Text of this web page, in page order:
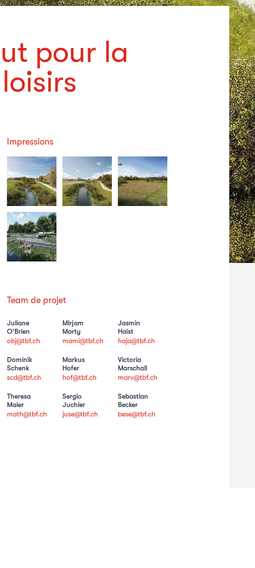
pour la
Impressions
Team de projet
Juliane
O'Brien
obj@tbf.ch
Mirjam
Marty
mami@tbf.ch
Jasmin
Haist
haja@tbf.ch
Dominik
Schenk
scd@tbf.ch
Markus
Hofer
hof@tbf.ch
Victoria
Marschall
marv@tbf.ch
Theresa
Maier
math@tbf.ch
Sergio
Juchler
juse@tbf.ch
Sebastian
Becker
bese@tbf.ch